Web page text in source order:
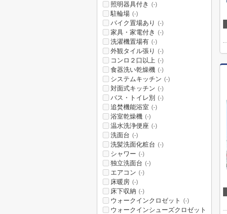
照明器具付き (-)
駐輪場 (-)
バイク置場あり (-)
家具・家電付き (-)
洗濯機置場有 (-)
外観タイル張り (-)
コンロ２口以上 (-)
食器洗い乾燥機 (-)
システムキッチン (-)
対面式キッチン (-)
バス・トイレ別 (-)
追焚機能浴室 (-)
浴室乾燥機 (-)
温水洗浄便座 (-)
洗面台 (-)
洗髪洗面化粧台 (-)
シャワー (-)
独立洗面台 (-)
エアコン (-)
床暖房 (-)
床下収納 (-)
ウォークインクロゼット (-)
ウォークインシューズクロゼット